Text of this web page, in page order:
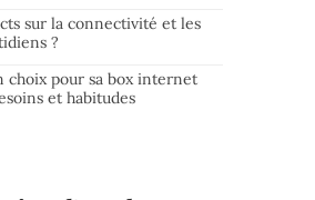
sur la connectivité et les
?
choix pour sa box internet
et habitudes